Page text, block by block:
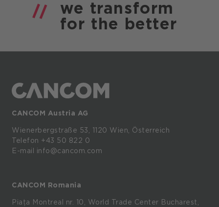
we transform
for the better
CANCOM Austria AG
Wienerbergstraße 53, 1120 Wien, Österreich
Telefon +43 50 822 0
E-mail info@cancom.com
CANCOM Romania
Piața Montreal nr. 10, World Trade Center Bucharest,